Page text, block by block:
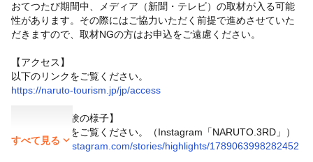
おてつたび期間中、メディア（新聞・テレビ）の取材が入る可能
性があります。その際にはご協力いただく前提で進めさせていた
だきますので、取材NGの方はお申込をご遠慮ください。
【アクセス】
以下のリンクをご覧ください。
https://naruto-tourism.jp/jp/access
【昨年度の体験の様子】
以下のリンクをご覧ください。（Instagram「NARUTO.3RD」）
https://www.instagram.com/stories/highlights/1789063998282452
すべて見る expand_more